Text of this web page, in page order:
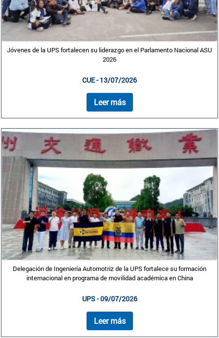
Jóvenes de la UPS fortalecen su liderazgo en el Parlamento Nacional ASU
2026
CUE - 13/07/2026
Leer más
Delegación de Ingeniería Automotriz de la UPS fortalece su formación
internacional en programa de movilidad académica en China
UPS - 09/07/2026
Leer más